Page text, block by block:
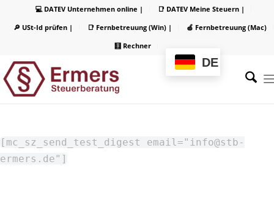
💻 DATEV Unternehmen online |
📑 DATEV Meine Steuern |
🔎 USt-Id prüfen |
📑 Fernbetreuung (Win) |
🍏 Fernbetreuung (Mac)
🧮 Rechner
DE
[mc_sz_send_test_digest email="info@stb-
ermers.de"]